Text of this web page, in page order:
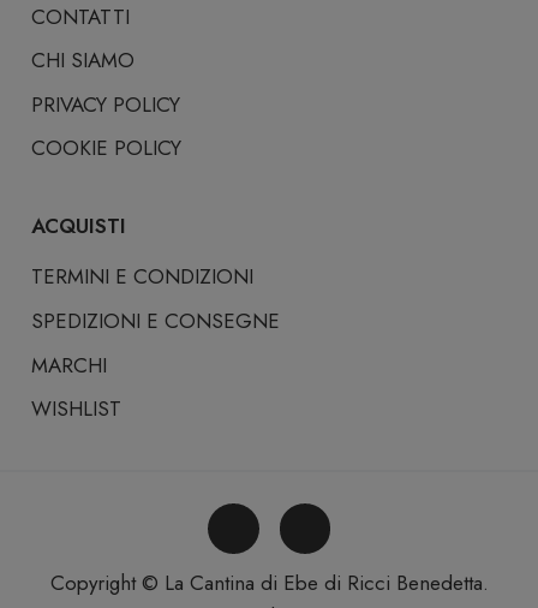
CONTATTI
CHI SIAMO
PRIVACY POLICY
COOKIE POLICY
ACQUISTI
TERMINI E CONDIZIONI
SPEDIZIONI E CONSEGNE
MARCHI
WISHLIST
Copyright © La Cantina di Ebe di Ricci Benedetta.